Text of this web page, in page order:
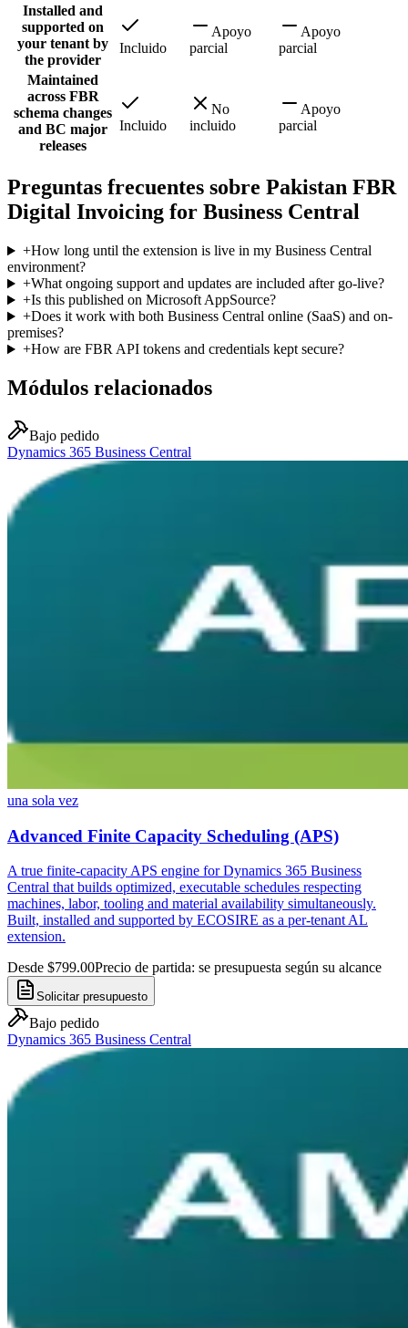
Installed and
supported on
your tenant by
the provider
Incluido
Apoyo
parcial
Apoyo
parcial
Maintained
across FBR
schema changes
and BC major
releases
Incluido
No
incluido
Apoyo
parcial
Preguntas frecuentes sobre Pakistan FBR
Digital Invoicing for Business Central
+How long until the extension is live in my Business Central
environment?
+What ongoing support and updates are included after go-live?
+Is this published on Microsoft AppSource?
+Does it work with both Business Central online (SaaS) and on-
premises?
+How are FBR API tokens and credentials kept secure?
Módulos relacionados
Bajo pedido
Dynamics 365 Business Central
una sola vez
Advanced Finite Capacity Scheduling (APS)
A true finite-capacity APS engine for Dynamics 365 Business
Central that builds optimized, executable schedules respecting
machines, labor, tooling and material availability simultaneously.
Built, installed and supported by ECOSIRE as a per-tenant AL
extension.
Desde $799.00Precio de partida: se presupuesta según su alcance
Solicitar presupuesto
Bajo pedido
Dynamics 365 Business Central